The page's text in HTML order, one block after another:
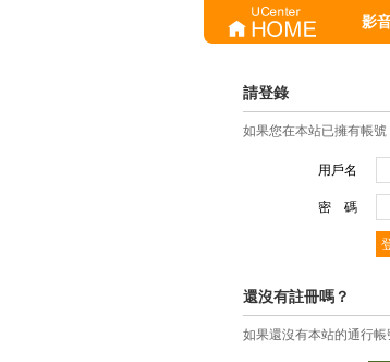
影
請登錄
如果您在本站已擁有帳
用戶名
密 碼
還沒有註冊嗎？
如果還沒有本站的通行帳